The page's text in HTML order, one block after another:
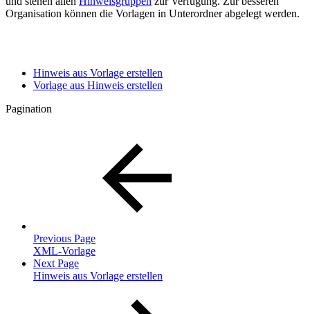
Organisation können die Vorlagen in Unterordner abgelegt werden.
Hinweis aus Vorlage erstellen
Vorlage aus Hinweis erstellen
Pagination
Previous Page
XML-Vorlage
Next Page
Hinweis aus Vorlage erstellen